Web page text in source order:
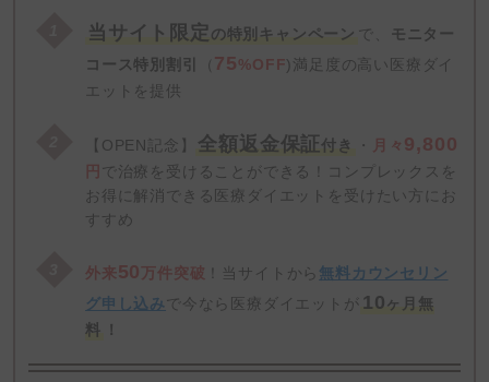
当サイト限定 の特別キャンペーン で、 モニター
コース特別割引
（ 75%OFF)満足度の高い医療ダイ
エットを提供
【OPEN記念】 全額返金保証付き ・ 月々 9,800
円 で治療を受けることができる！コンプレックスを
お得に解消できる医療ダイエットを受けたい方にお
すすめ
外来50万件突破 ！当サイトから 無料カウンセリン
グ申し込みで今なら医療ダイエットが 10ヶ月無
料
！